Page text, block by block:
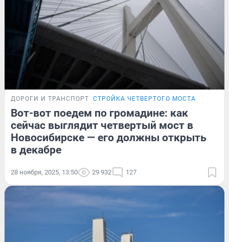
ДОРОГИ И ТРАНСПОРТ СТРОЙКА ЧЕТВЕРТОГО МОСТА
Вот-вот поедем по громадине: как
сейчас выглядит четвертый мост в
Новосибирске — его должны открыть
в декабре
28 ноября, 2025, 13:50 29 932 127